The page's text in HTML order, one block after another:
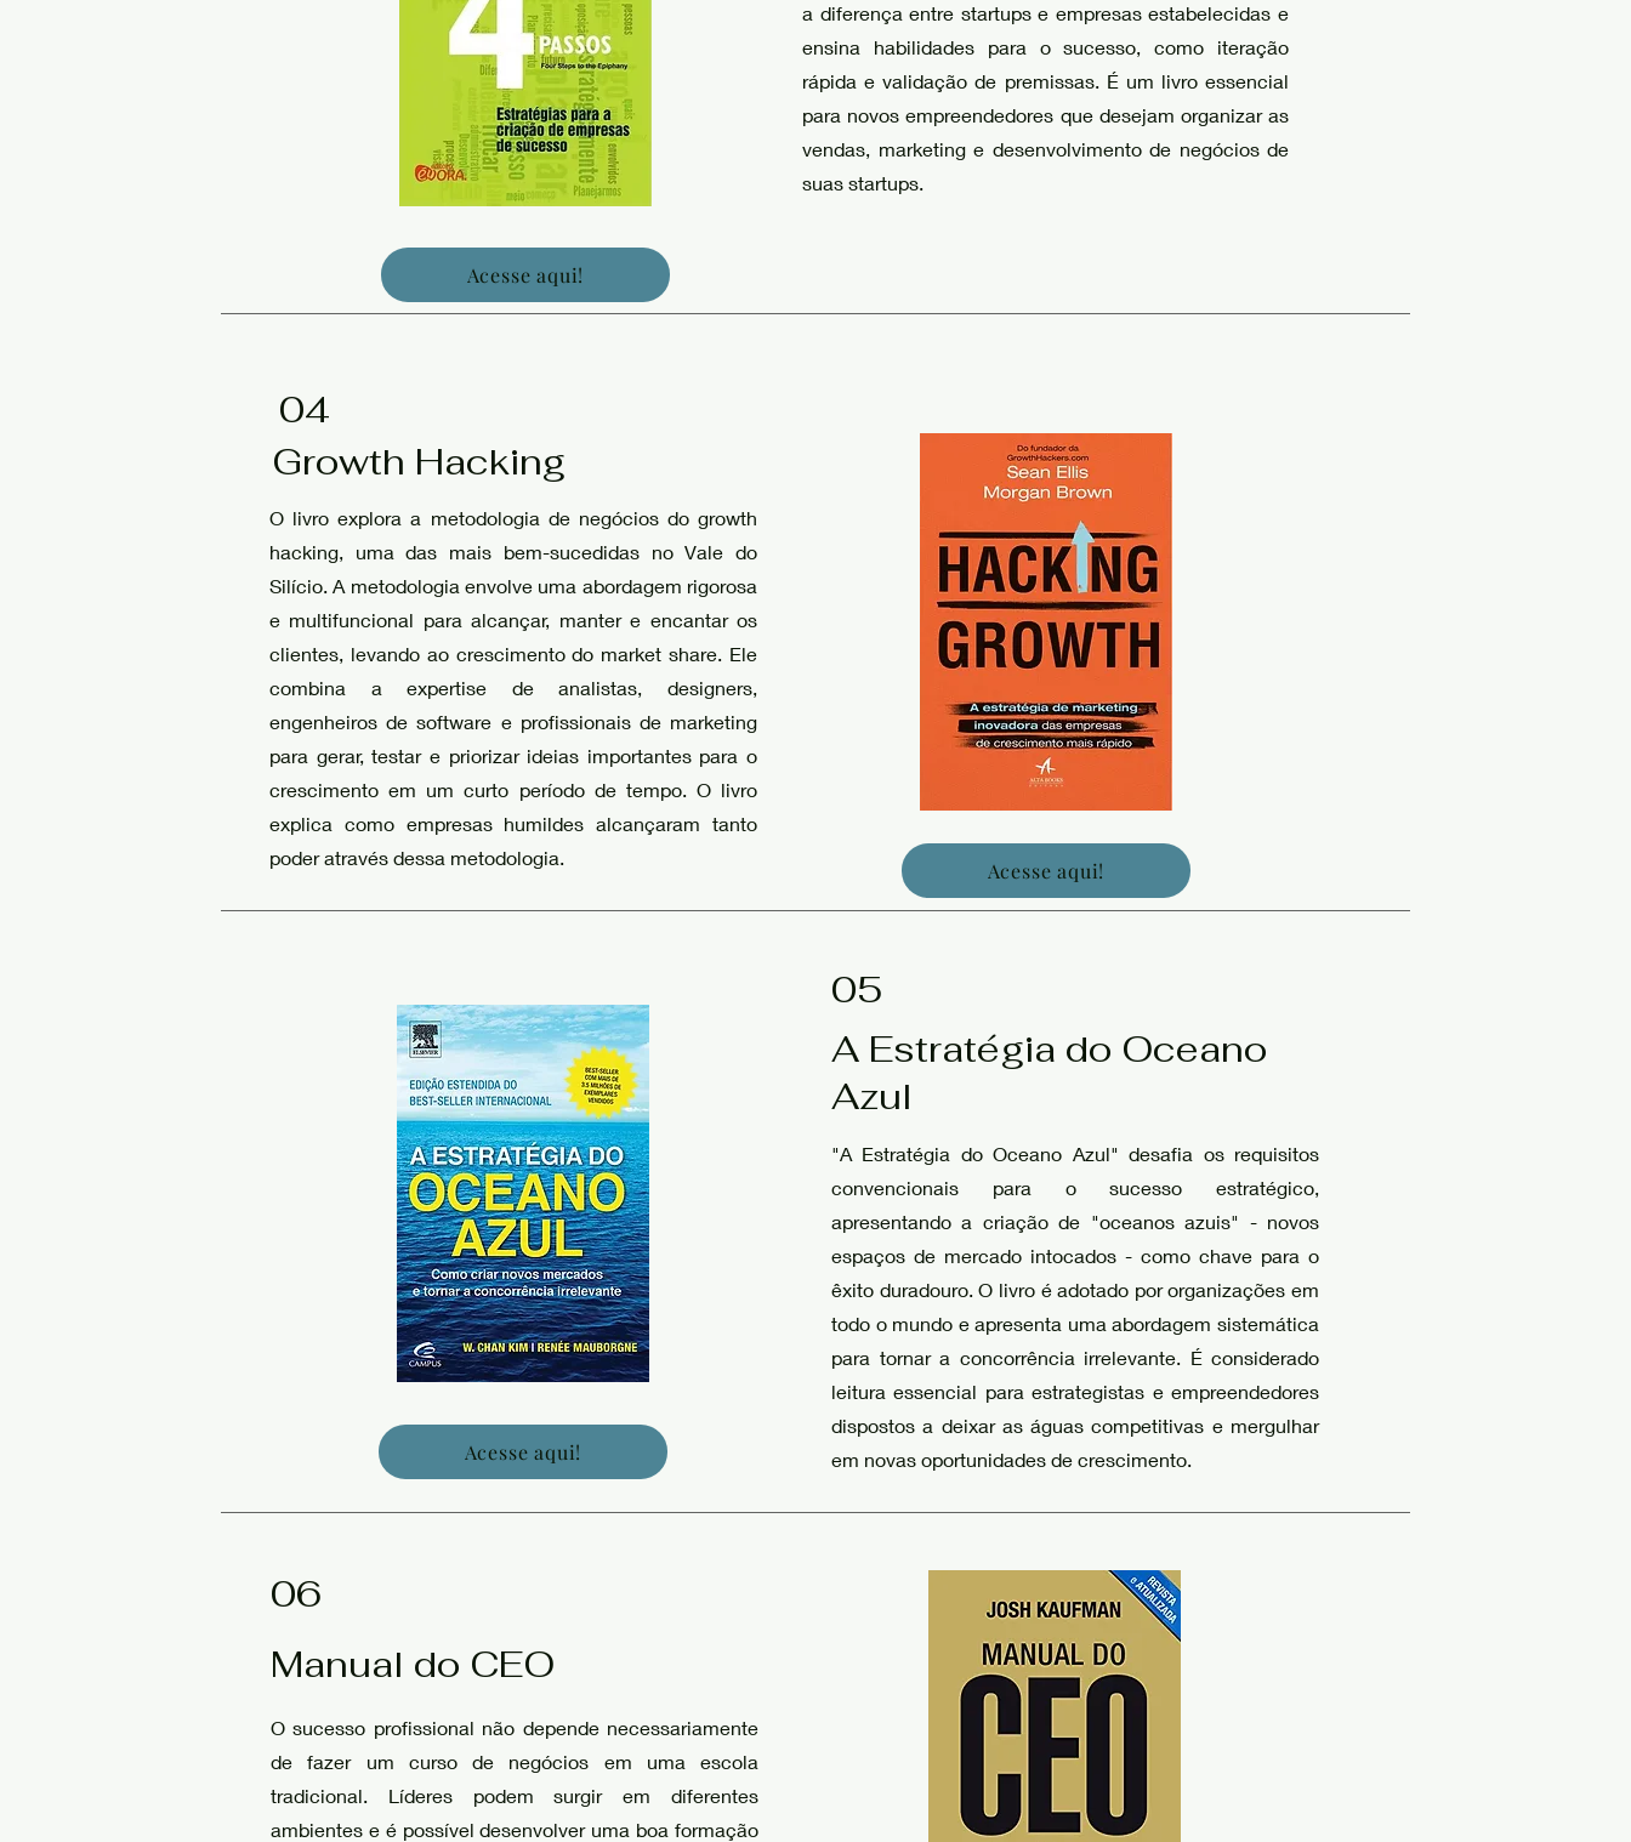
a diferença entre startups e empresas estabelecidas e
ensina habilidades para o sucesso, como iteração
rápida e validação de premissas. É um livro essencial
para novos empreendedores que desejam organizar as
vendas, marketing e desenvolvimento de negócios de
suas startups.
Acesse aqui!
04
Growth Hacking
O livro explora a metodologia de negócios do growth
hacking, uma das mais bem-sucedidas no Vale do
Silício. A metodologia envolve uma abordagem rigorosa
e multifuncional para alcançar, manter e encantar os
clientes, levando ao crescimento do market share. Ele
combina a expertise de analistas, designers,
engenheiros de software e profissionais de marketing
para gerar, testar e priorizar ideias importantes para o
crescimento em um curto período de tempo. O livro
explica como empresas humildes alcançaram tanto
poder através dessa metodologia.
Acesse aqui!
Acesse aqui!
05
A Estratégia do Oceano
Azul
"A Estratégia do Oceano Azul" desafia os requisitos
convencionais para o sucesso estratégico,
apresentando a criação de "oceanos azuis" - novos
espaços de mercado intocados - como chave para o
êxito duradouro. O livro é adotado por organizações em
todo o mundo e apresenta uma abordagem sistemática
para tornar a concorrência irrelevante. É considerado
leitura essencial para estrategistas e empreendedores
dispostos a deixar as águas competitivas e mergulhar
em novas oportunidades de crescimento.
06
Manual do CEO
O sucesso profissional não depende necessariamente
de fazer um curso de negócios em uma escola
tradicional. Líderes podem surgir em diferentes
ambientes e é possível desenvolver uma boa formação